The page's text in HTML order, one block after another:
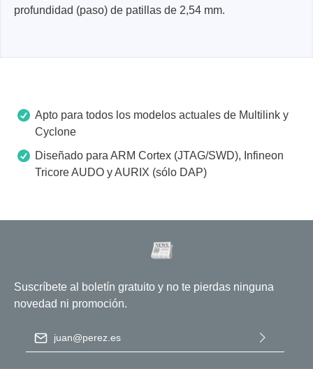
profundidad (paso) de patillas de 2,54 mm.
Apto para todos los modelos actuales de Multilink y
Cyclone
Diseñado para ARM Cortex (JTAG/SWD), Infineon
Tricore AUDO y AURIX (sólo DAP)
Suscríbete al boletín gratuito y no te pierdas ninguna
novedad ni promoción.
Dirección de correo electrónico